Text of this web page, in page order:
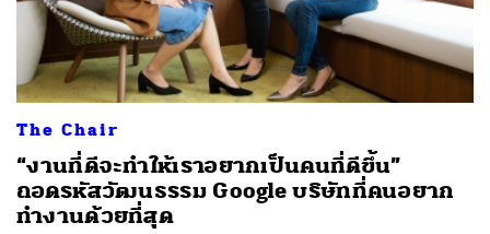
The Chair
“งานที่ดีจะทำให้เราอยากเป็นคนที่ดีขึ้น”
ถอดรหัสวัฒนธรรม Google บริษัทที่คนอยาก
ทำงานด้วยที่สุด